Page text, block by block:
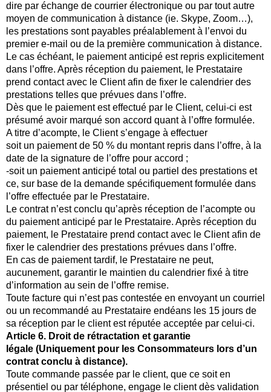
dire par échange de courrier électronique ou par tout autre
moyen de communication à distance (ie. Skype, Zoom…),
les prestations sont payables préalablement à l’envoi du
premier e-mail ou de la première communication à distance.
Le cas échéant, le paiement anticipé est repris explicitement
dans l’offre. Après réception du paiement, le Prestataire
prend contact avec le Client afin de fixer le calendrier des
prestations telles que prévues dans l’offre.
Dès que le paiement est effectué par le Client, celui-ci est
présumé avoir marqué son accord quant à l’offre formulée.
A titre d’acompte, le Client s’engage à effectuer
soit un paiement de 50 % du montant repris dans l’offre, à la
date de la signature de l’offre pour accord ;
-soit un paiement anticipé total ou partiel des prestations et
ce, sur base de la demande spécifiquement formulée dans
l’offre effectuée par le Prestataire.
Le contrat n’est conclu qu’après réception de l’acompte ou
du paiement anticipé par le Prestataire. Après réception du
paiement, le Prestataire prend contact avec le Client afin de
fixer le calendrier des prestations prévues dans l’offre.
En cas de paiement tardif, le Prestataire ne peut,
aucunement, garantir le maintien du calendrier fixé à titre
d’information au sein de l’offre remise.
Toute facture qui n’est pas contestée en envoyant un courriel
ou un recommandé au Prestataire endéans les 15 jours de
sa réception par le client est réputée acceptée par celui-ci.
Article 6. Droit de rétractation et garantie
légale (Uniquement pour les Consommateurs lors d’un
contrat conclu à distance).
Toute commande passée par le client, que ce soit en
présentiel ou par téléphone, engage le client dès validation